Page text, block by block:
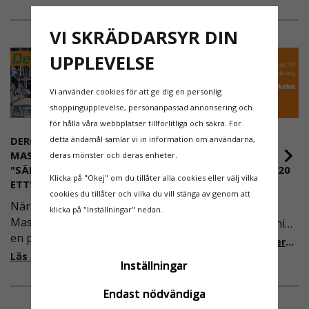
DEROME
MASKINUTHYRNING -
"SÄKERHET ÄR ALLTID PRIO
ETT"
När Derome
Maskinuthyrning behövde
en pålitlig partner inom
fallskydd och
säkerhetslösningar föll
valet på
Ställningsprodukter.se.
NYA REGLER FÖR
RULLSTÄLLNING -
AFS2023:9 & EN1004:2020
Även om det kan verka
högst osannolikt så är
våra regler för rullställning
i Sverige slappare än de
men detta kommer det bli
ändring på. Från och med
2025 träder nya
Läs mer om de nya reglerna!
VI SKRÄDDARSYR DIN
UPPLEVELSE
Vi använder cookies för att ge dig en personlig
shoppingupplevelse, personanpassad annonsering och
för hålla våra webbplatser tillförlitliga och säkra. För
detta ändamål samlar vi in information om användarna,
deras mönster och deras enheter.
Klicka på "Okej" om du tillåter alla cookies eller välj vilka
cookies du tillåter och vilka du vill stänga av genom att
klicka på "Inställningar" nedan.
Inställningar
Endast nödvändiga